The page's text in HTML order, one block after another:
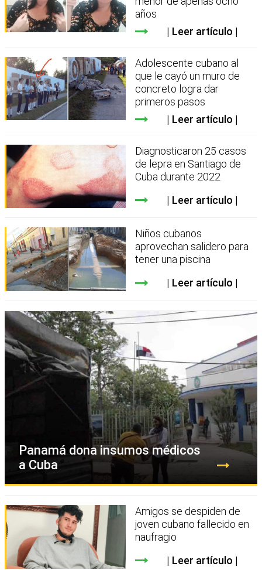
años
Leer artículo
Adolescente cubano al
que le cayó un muro de
concreto logra dar
primeros pasos
Leer artículo
Diagnosticaron 25 casos
de lepra en Santiago de
Cuba durante 2022
Leer artículo
Niños cubanos
aprovechan salidero para
tener una piscina
Leer artículo
Panamá dona insumos médicos
a Cuba
Amigos se despiden de
joven cubano fallecido en
naufragio
Leer artículo